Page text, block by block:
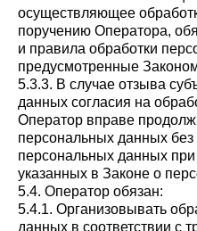
осуществляющее
поручению Оператора,
и правила обработки
предусмотренные
5.3.3. В случае отзыва
данных согласия на
Оператор вправе
персональных данных без
персональных данных
указанных в Законе о
5.4. Оператор обязан:
5.4.1. Организовывать
данных в соответствии с